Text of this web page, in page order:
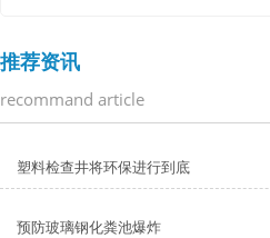
推荐资讯
recommand article
塑料检查井将环保进行到底
预防玻璃钢化粪池爆炸